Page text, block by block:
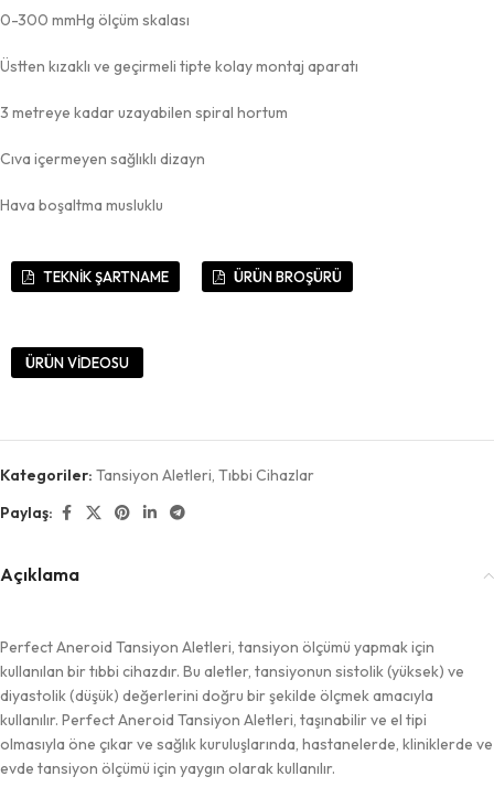
0-300 mmHg ölçüm skalası
Üstten kızaklı ve geçirmeli tipte kolay montaj aparatı
3 metreye kadar uzayabilen spiral hortum
Cıva içermeyen sağlıklı dizayn
Hava boşaltma musluklu
TEKNİK ŞARTNAME ÜRÜN BROŞÜRÜ
ÜRÜN VİDEOSU
Kategoriler: Tansiyon Aletleri, Tıbbi Cihazlar
Paylaş:
Açıklama
Perfect Aneroid Tansiyon Aletleri, tansiyon ölçümü yapmak için
kullanılan bir tıbbi cihazdır. Bu aletler, tansiyonun sistolik (yüksek) ve
diyastolik (düşük) değerlerini doğru bir şekilde ölçmek amacıyla
kullanılır. Perfect Aneroid Tansiyon Aletleri, taşınabilir ve el tipi
olmasıyla öne çıkar ve sağlık kuruluşlarında, hastanelerde, kliniklerde ve
evde tansiyon ölçümü için yaygın olarak kullanılır.